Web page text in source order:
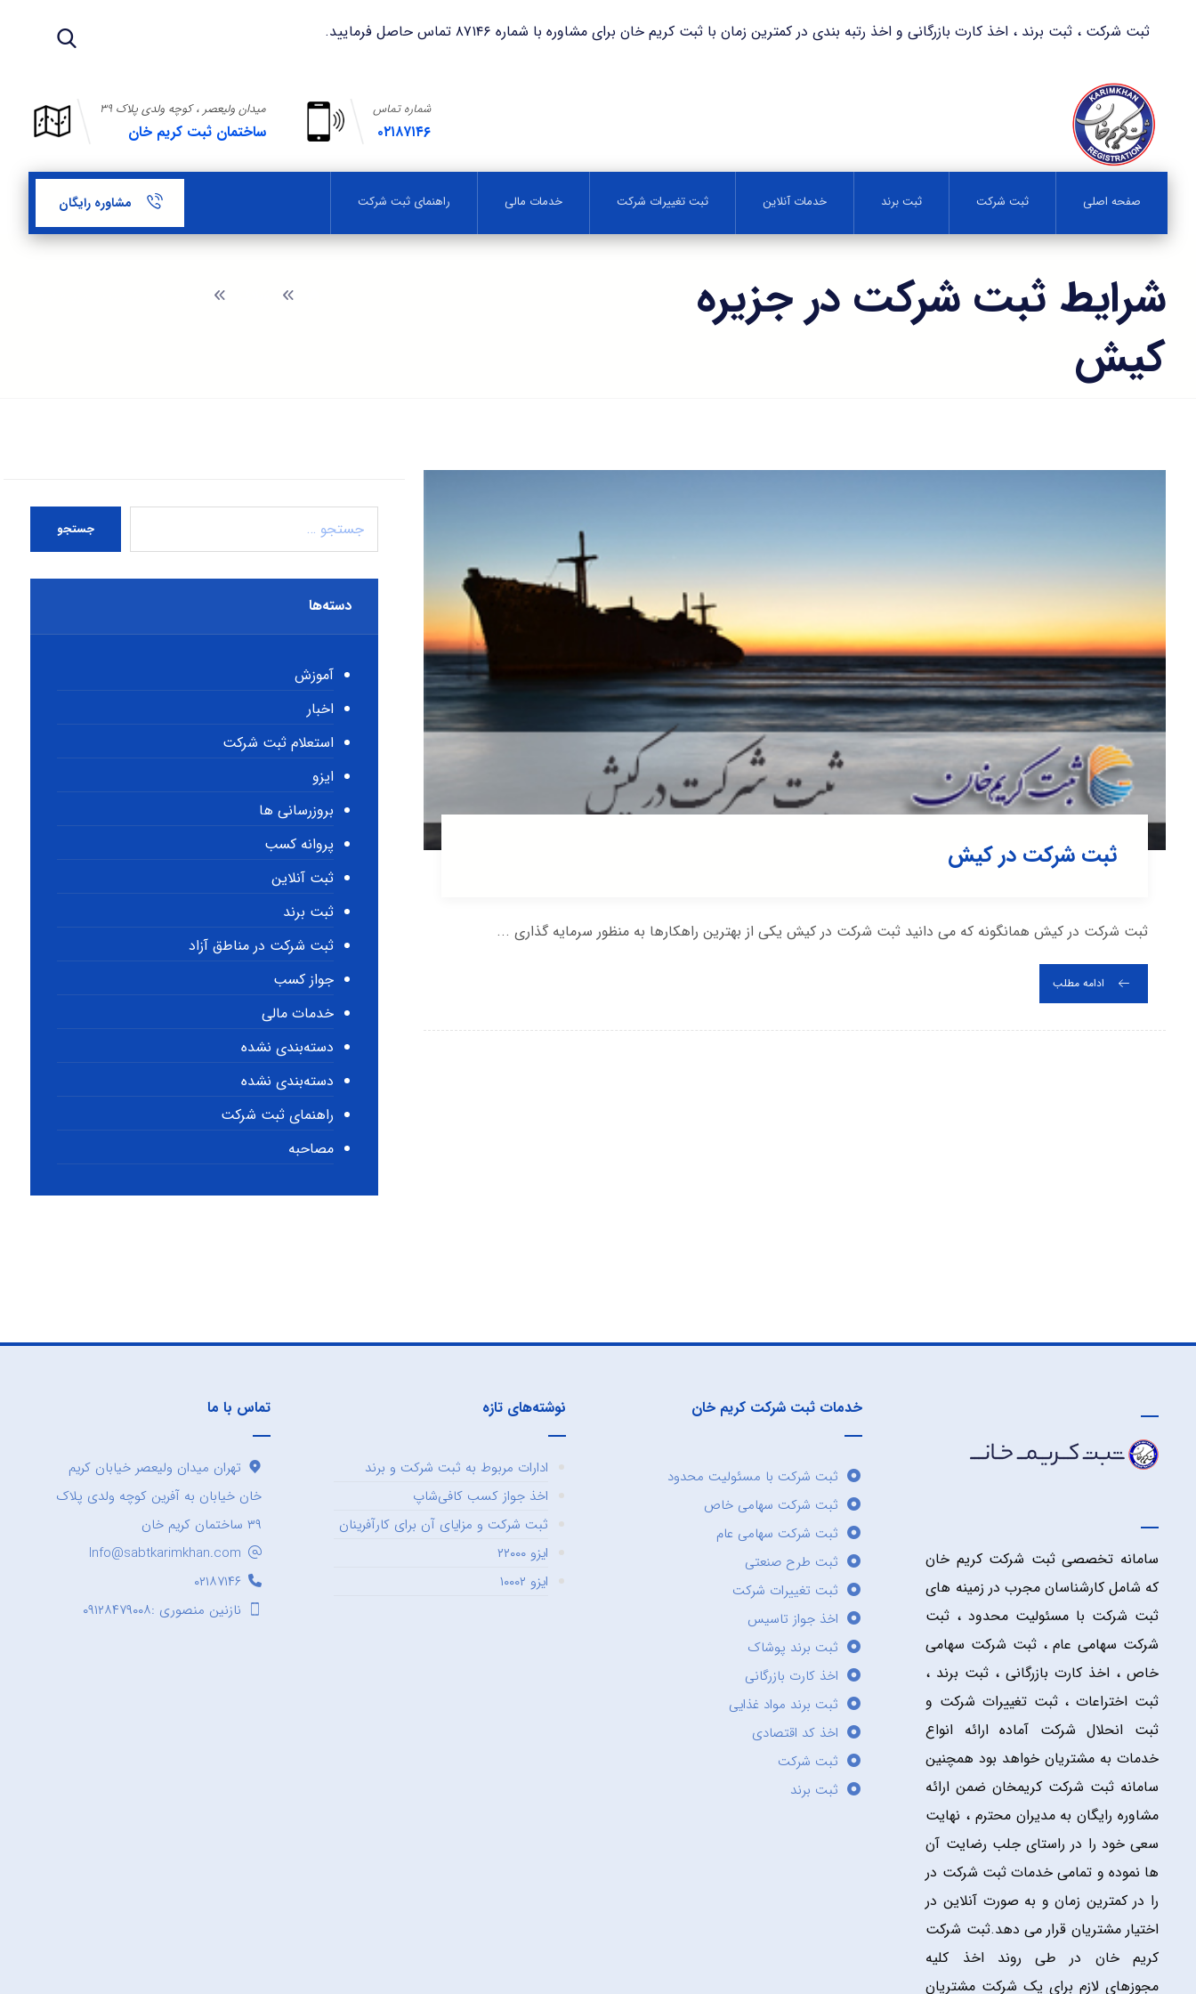
ثبت شرکت ، ثبت برند ، اخذ کارت بازرگانی و اخذ رتبه بندی در کمترین زمان با ثبت کریم خان برای مشاوره با شماره ۸۷۱۴۶ تماس حاصل فرمایید.
میدان ولیعصر ، کوچه ولدی پلاک ۳۹
ساختمان ثبت کریم خان
شماره تماس
۰۲۱۸۷۱۴۶
صفحه اصلی ثبت شرکت ثبت برند خدمات آنلاین ثبت تغییرات شرکت خدمات مالی راهنمای ثبت شرکت مشاوره رایگان
شرایط ثبت شرکت در جزیره
کیش
ثبت شرکت در کیش
ثبت شرکت در کیش همانگونه که می دانید ثبت شرکت در کیش یکی از بهترین راهکارها به منظور سرمایه گذاری ...
ادامه مطلب
جستجو
دسته‌ها
آموزش
اخبار
استعلام ثبت شرکت
ایزو
بروزرسانی ها
پروانه کسب
ثبت آنلاین
ثبت برند
ثبت شرکت در مناطق آزاد
جواز کسب
خدمات مالی
دسته‌بندی نشده
دسته‌بندی نشده
راهنمای ثبت شرکت
مصاحبه
سامانه تخصصی ثبت شرکت کریم خان
که شامل کارشناسان مجرب در زمینه های
ثبت شرکت با مسئولیت محدود ، ثبت
شرکت سهامی عام ، ثبت شرکت سهامی
خاص ، اخذ کارت بازرگانی ، ثبت برند ،
ثبت اختراعات ، ثبت تغییرات شرکت و
ثبت انحلال شرکت آماده ارائه انواع
خدمات به مشتریان خواهد بود همچنین
سامانه ثبت شرکت کریمخان ضمن ارائه
مشاوره رایگان به مدیران محترم ، نهایت
سعی خود را در راستای جلب رضایت آن
ها نموده و تمامی خدمات ثبت شرکت در
را در کمترین زمان و به صورت آنلاین در
اختیار مشتریان قرار می دهد.ثبت شرکت
کریم خان در طی روند اخذ کلیه
مجوزهای لازم برای یک شرکت مشتریان
خدمات ثبت شرکت کریم خان
ثبت شرکت با مسئولیت محدود
ثبت شرکت سهامی خاص
ثبت شرکت سهامی عام
ثبت طرح صنعتی
ثبت تغییرات شرکت
اخذ جواز تاسیس
ثبت برند پوشاک
اخذ کارت بازرگانی
ثبت برند مواد غذایی
اخذ کد اقتصادی
ثبت شرکت
ثبت برند
نوشته‌های تازه
ادارات مربوط به ثبت شرکت و برند
اخذ جواز کسب کافی‌شاپ
ثبت شرکت و مزایای آن برای کارآفرینان
ایزو ۲۲۰۰۰
ایزو ۱۰۰۰۲
تماس با ما
تهران میدان ولیعصر خیابان کریم
خان خیابان به آفرین کوچه ولدی پلاک
۳۹ ساختمان کریم خان
Info@sabtkarimkhan.com
۰۲۱۸۷۱۴۶
نازنین منصوری :۰۹۱۲۸۴۷۹۰۰۸